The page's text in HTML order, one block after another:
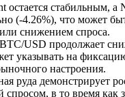
остается стабильным, а
(-4.26%), что может
снижением спроса.
USD продолжает
указывать на
настроения.
руда демонстрирует
в то время как